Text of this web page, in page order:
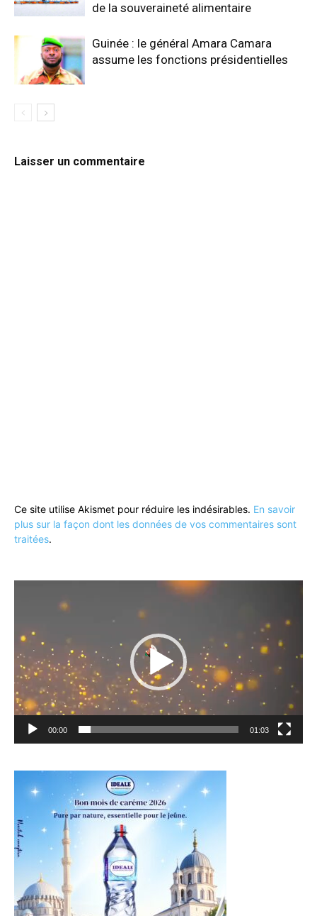
de la souveraineté alimentaire
Guinée : le général Amara Camara
assume les fonctions présidentielles
Laisser un commentaire
Ce site utilise Akismet pour réduire les indésirables. En savoir
plus sur la façon dont les données de vos commentaires sont
traitées.
00:00 01:03